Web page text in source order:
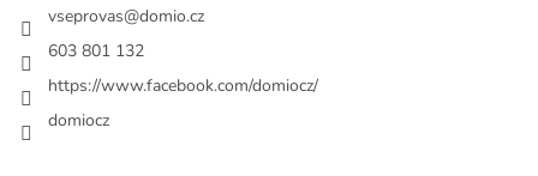
vseprovas@domio.cz
603 801 132
https://www.facebook.com/domiocz/
domiocz